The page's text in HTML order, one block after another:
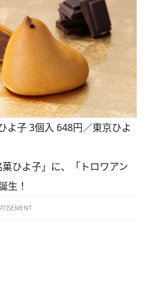
よ子 3個入 648円／東京ひよ
ひよ子」に、「トロワアン
生！